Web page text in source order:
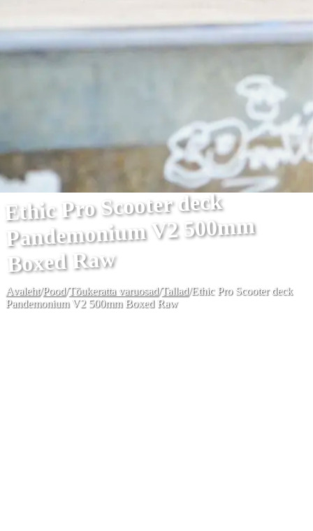
Ethic Pro Scooter deck
Pandemonium V2 500mm
Boxed Raw
Avaleht/Pood/Tõukeratta varuosad/Tallad/Ethic Pro Scooter deck
Pandemonium V2 500mm Boxed Raw